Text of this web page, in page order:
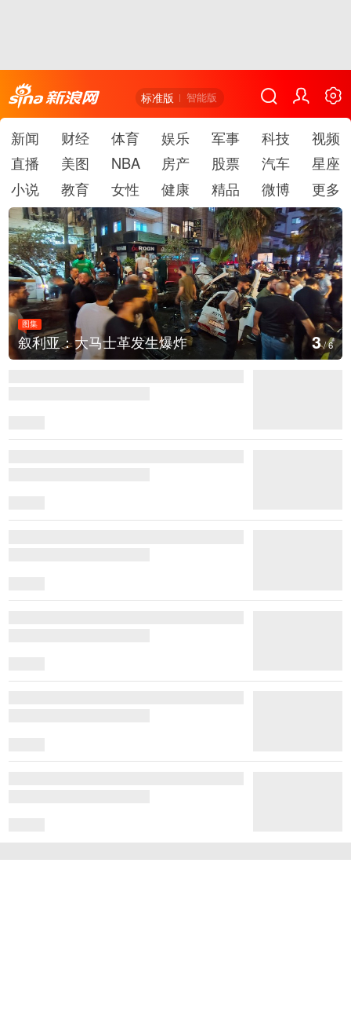
标准版 智能版
新闻 财经 体育 娱乐 军事 科技
视频
直播
美图 NBA 房产 股票 汽车
星座
小说
教育 女性 健康 精品 微博 更多
图集
叙利亚：大马士革发生爆炸 4/6